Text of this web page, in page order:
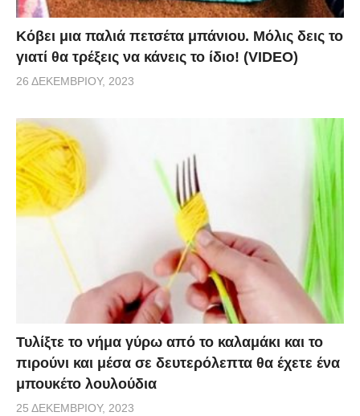
Κόβει μια παλιά πετσέτα μπάνιου. Μόλις δεις το
γιατί θα τρέξεις να κάνεις το ίδιο! (VIDEO)
26 ΔΕΚΕΜΒΡΊΟΥ, 2023
Τυλίξτε το νήμα γύρω από το καλαμάκι και το
πιρούνι και μέσα σε δευτερόλεπτα θα έχετε ένα
μπουκέτο λουλούδια
25 ΔΕΚΕΜΒΡΊΟΥ, 2023